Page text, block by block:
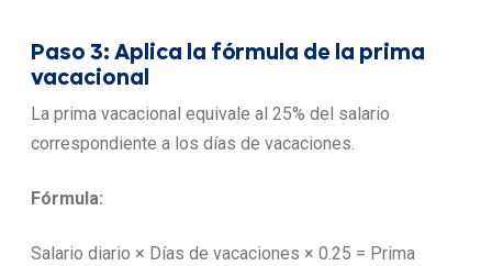
Paso 3: Aplica la fórmula de la prima
vacacional
La prima vacacional equivale al 25% del salario
correspondiente a los días de vacaciones.
Fórmula:
Salario diario × Días de vacaciones × 0.25 = Prima